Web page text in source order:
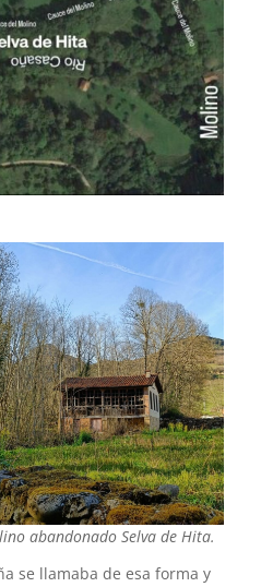
abandonado Selva de Hita.
se llamaba de esa forma y